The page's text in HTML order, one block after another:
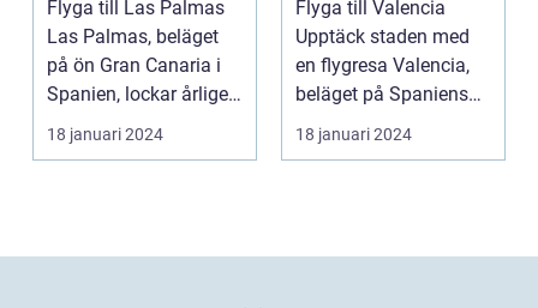
Flyga till Las Palmas
Las Palmas, beläget
på ön Gran Canaria i
Spanien, lockar årligen
miljontals b...
18 januari 2024
Flyga till Valencia
Upptäck staden med
en flygresa Valencia,
beläget på Spaniens
östkust, är en fä...
18 januari 2024